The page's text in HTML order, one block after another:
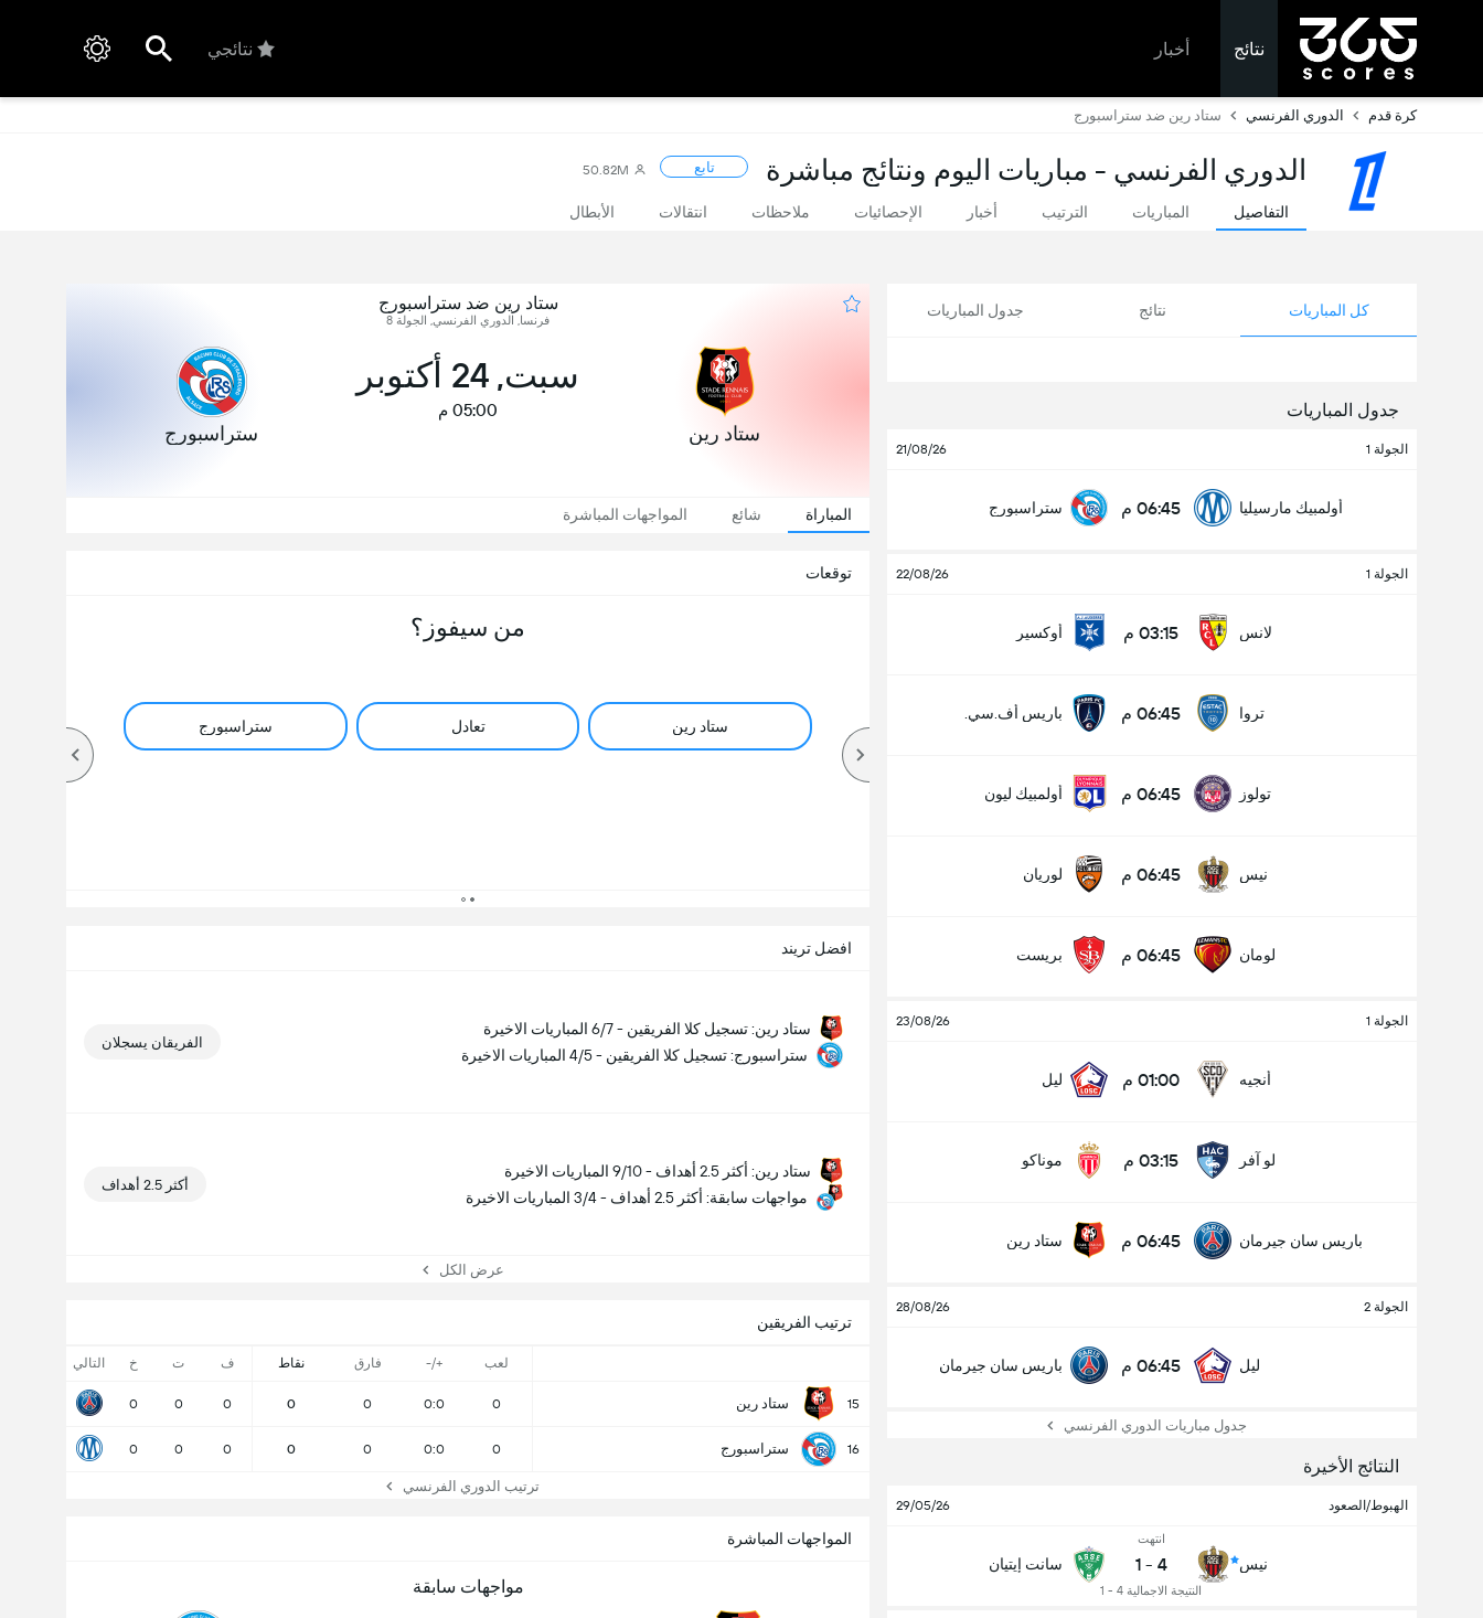
نتائج أخبار نتائجي
كرة قدم الدوري الفرنسي ستاد رين ضد ستراسبورج
الدوري الفرنسي - مباريات اليوم ونتائج مباشرة تابع 50.82M
التفاصيل المباريات الترتيب أخبار الإحصائيات ملاحظات انتقالات الأبطال
كل المباريات نتائج جدول المباريات
جدول المباريات
الجولة 1 21/08/26
أولمبيك مارسيليا 06:45 م ستراسبورج
الجولة 1 22/08/26
لانس 03:15 م أوكسير
تروا 06:45 م باريس أف.سي.
تولوز 06:45 م أولمبيك ليون
نيس 06:45 م لوريان
لومان 06:45 م بريست
الجولة 1 23/08/26
أنجيه 01:00 م ليل
لو آفر 03:15 م موناكو
باريس سان جيرمان 06:45 م ستاد رين
الجولة 2 28/08/26
ليل 06:45 م باريس سان جيرمان
جدول مباريات الدوري الفرنسي
النتائج الأخيرة
الهبوط/الصعود 29/05/26
نيس
انتهت
4
-
1
النتيجة الاجمالية 4 - 1
سانت إيتيان
ستاد رين ضد ستراسبورج
فرنسا, الدوري الفرنسي, الجولة 8
ستاد رين
سبت, 24 أكتوبر
05:00 م
ستراسبورج
المباراة شائع المواجهات المباشرة
توقعات
من سيفوز؟
ستاد رين تعادل ستراسبورج
عدد الاهداف (2.5)
افضل تريند
ستاد رين: تسجيل كلا الفريقين - 6/7 المباريات الاخيرة
ستراسبورج: تسجيل كلا الفريقين - 4/5 المباريات الاخيرة
الفريقان يسجلان
ستاد رين: أكثر 2.5 أهداف - 9/10 المباريات الاخيرة
مواجهات سابقة: أكثر 2.5 أهداف - 3/4 المباريات الاخيرة
أكثر 2.5 أهداف
عرض الكل
ترتيب الفريقين
لعب +/- فارق نقاط ف ت خ التالي
15 ستاد رين 0
0:0
0
0
0
0
0
16 ستراسبورج 0
0:0
0
0
0
0
0
ترتيب الدوري الفرنسي
المواجهات المباشرة
مواجهات سابقة